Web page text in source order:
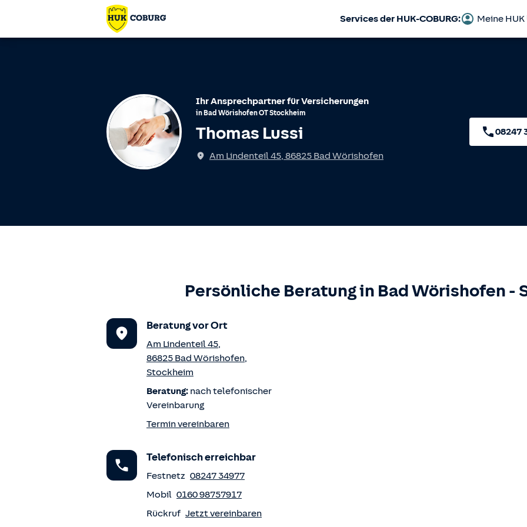
Services der HUK-COBURG: Meine HUK
Ihr Ansprechpartner für Versicherungen
in Bad WörishofenOTStockheim
Thomas Lussi
Am Lindenteil 45, 86825 Bad Wörishofen
08247
Persönliche Beratung in Bad Wörishofen -
Beratung vor Ort
Am Lindenteil 45,
86825 Bad Wörishofen,
Stockheim
Beratung: nach telefonischer
Vereinbarung
Termin vereinbaren
Telefonisch erreichbar
Festnetz 08247 34977
Mobil 0160 98757917
Rückruf Jetzt vereinbaren